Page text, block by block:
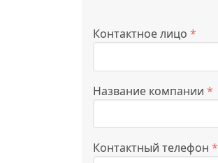
Контактное лицо *
Название компании *
Контактный телефон *